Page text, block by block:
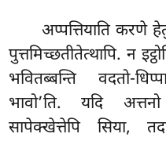
अप्पत्तियाति करणे
पुत्तमिच्छतीतेत्थापि. न
भवितब्बन्ति वदतो-
भावो’ति. यदि अत्तनो
सापेक्खेत्तेपि सिया,